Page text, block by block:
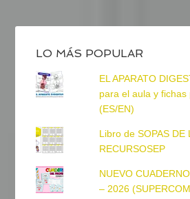
LO MÁS POPULAR
EL APARATO
para el aula y
(ES/EN)
Libro de SOPAS DE
RECURSOSEP
NUEVO
– 2026